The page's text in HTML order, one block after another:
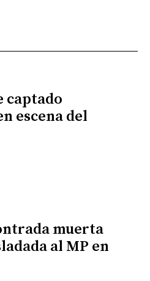
captado
escena del
muerta
al MP en